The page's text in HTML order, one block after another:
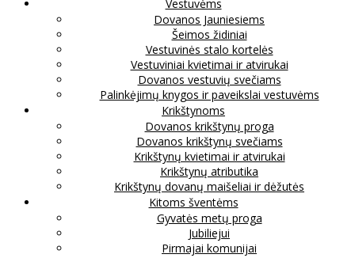
Vestuvėms
Dovanos Jauniesiems
Šeimos židiniai
Vestuvinės stalo kortelės
Vestuviniai kvietimai ir atvirukai
Dovanos vestuvių svečiams
Palinkėjimų knygos ir paveikslai vestuvėms
Krikštynoms
Dovanos krikštynų proga
Dovanos krikštynų svečiams
Krikštynų kvietimai ir atvirukai
Krikštynų atributika
Krikštynų dovanų maišeliai ir dėžutės
Kitoms šventėms
Gyvatės metų proga
Jubiliejui
Pirmajai komunijai